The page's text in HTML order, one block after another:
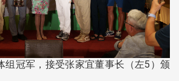
冠军，接受张家宜董事长（左5）颁